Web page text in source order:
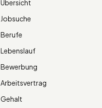
Übersicht
Jobsuche
Berufe
Lebenslauf
Bewerbung
Arbeitsvertrag
Gehalt